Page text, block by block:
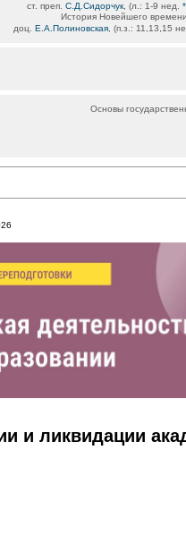
ст. преп.С.Д.Сидорчук , (л.: 1-9 нед.*
История Новейшего
доц. Е.А.Полиновская , (п.з.: 11,13,15
Основы
и ликвидации